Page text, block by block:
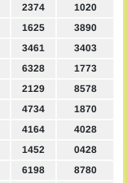
2374
1020
1625
3890
3461
3403
6328
1773
2129
8578
4734
1870
4164
4028
1452
0428
6198
8780